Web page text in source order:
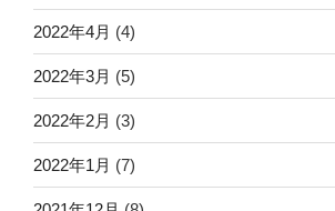
2022年4月 (4)
2022年3月 (5)
2022年2月 (3)
2022年1月 (7)